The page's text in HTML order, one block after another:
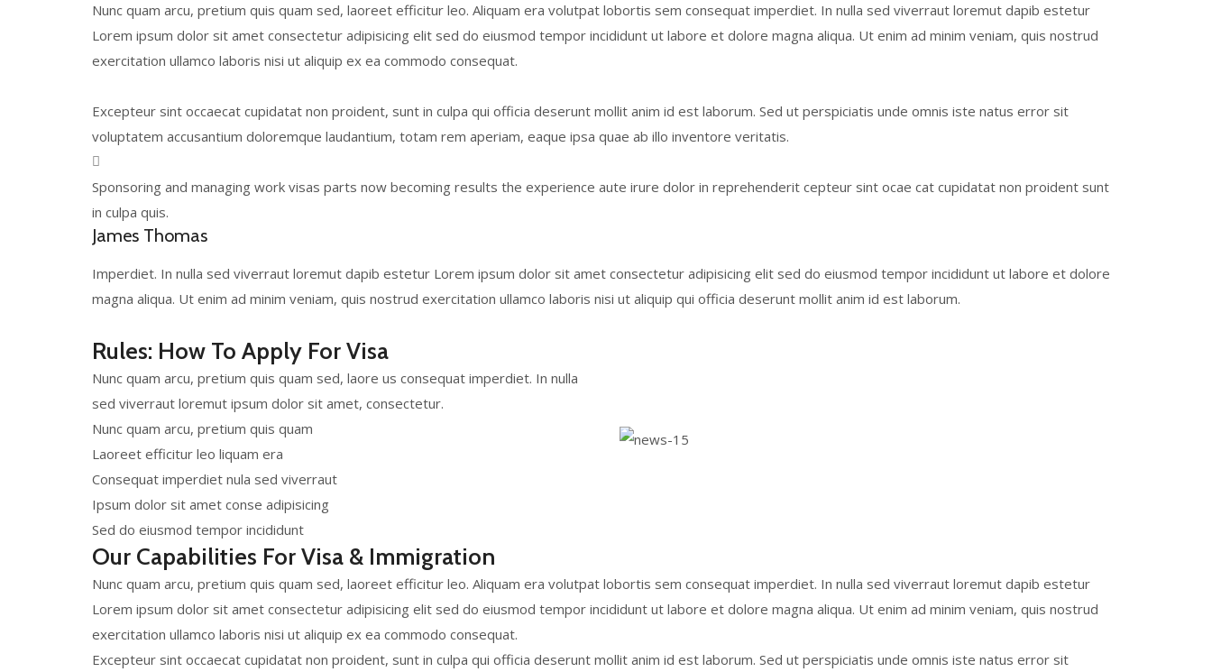
Nunc quam arcu, pretium quis quam sed, laoreet efficitur leo. Aliquam era volutpat lobortis sem consequat imperdiet. In nulla sed viverraut loremut dapib estetur
Lorem ipsum dolor sit amet consectetur adipisicing elit sed do eiusmod tempor incididunt ut labore et dolore magna aliqua. Ut enim ad minim veniam, quis nostrud
exercitation ullamco laboris nisi ut aliquip ex ea commodo consequat.
Excepteur sint occaecat cupidatat non proident, sunt in culpa qui officia deserunt mollit anim id est laborum. Sed ut perspiciatis unde omnis iste natus error sit
voluptatem accusantium doloremque laudantium, totam rem aperiam, eaque ipsa quae ab illo inventore veritatis.
Sponsoring and managing work visas parts now becoming results the experience aute irure dolor in reprehenderit cepteur sint ocae cat cupidatat non proident sunt
in culpa quis.
James Thomas
Imperdiet. In nulla sed viverraut loremut dapib estetur Lorem ipsum dolor sit amet consectetur adipisicing elit sed do eiusmod tempor incididunt ut labore et dolore
magna aliqua. Ut enim ad minim veniam, quis nostrud exercitation ullamco laboris nisi ut aliquip qui officia deserunt mollit anim id est laborum.
Rules: How To Apply For Visa
Nunc quam arcu, pretium quis quam sed, laore us consequat imperdiet. In nulla
sed viverraut loremut ipsum dolor sit amet, consectetur.
Nunc quam arcu, pretium quis quam
Laoreet efficitur leo liquam era
Consequat imperdiet nula sed viverraut
Ipsum dolor sit amet conse adipisicing
Sed do eiusmod tempor incididunt
Our Capabilities For Visa & Immigration
Nunc quam arcu, pretium quis quam sed, laoreet efficitur leo. Aliquam era volutpat lobortis sem consequat imperdiet. In nulla sed viverraut loremut dapib estetur
Lorem ipsum dolor sit amet consectetur adipisicing elit sed do eiusmod tempor incididunt ut labore et dolore magna aliqua. Ut enim ad minim veniam, quis nostrud
exercitation ullamco laboris nisi ut aliquip ex ea commodo consequat.
Excepteur sint occaecat cupidatat non proident, sunt in culpa qui officia deserunt mollit anim id est laborum. Sed ut perspiciatis unde omnis iste natus error sit